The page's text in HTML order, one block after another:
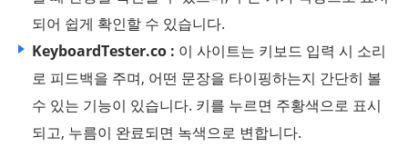
되어 쉽게 확인할 수 있습니다.
KeyboardTester.co : 이 사이트는 키보드 입력 시 소리
로 피드백을 주며, 어떤 문장을 타이핑하는지 간단히 볼
수 있는 기능이 있습니다. 키를 누르면 주황색으로 표시
되고, 누름이 완료되면 녹색으로 변합니다.